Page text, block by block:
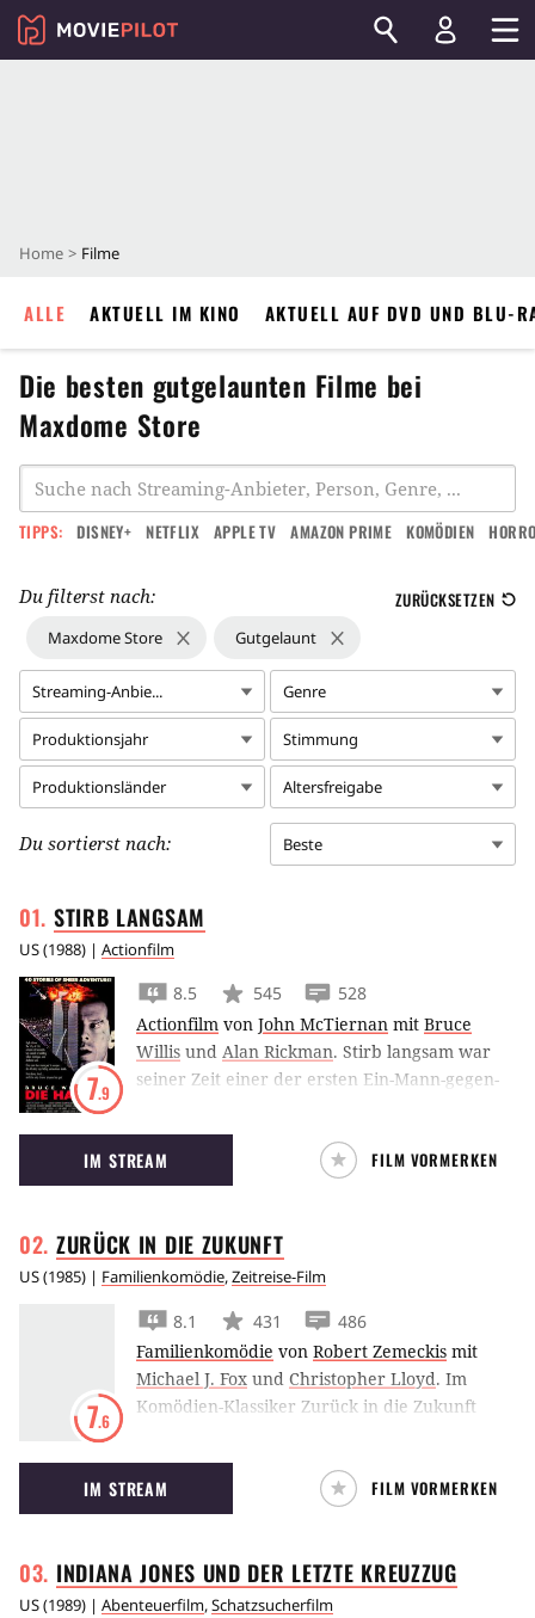
Home Filme
ALLE AKTUELL IM KINO AKTUELL AUF DVD UND BLU-
Die besten gutgelaunten Filme bei
Maxdome Store
TIPPS: DISNEY+ NETFLIX APPLE TV AMAZON PRIME KOMÖDIEN
Du filterst nach: ZURÜCKSETZEN
Maxdome Store Gutgelaunt
Streaming-Anbie... Genre
Produktionsjahr Stimmung
Produktionsländer Altersfreigabe
Du sortierst nach: Beste
STIRB LANGSAM
US(1988) | Actionfilm
7.9
8.5 545
528
Actionfilm von John McTiernan mit Bruce
Willis und Alan Rickman. Stirb langsam war
seiner Zeit einer der ersten Ein-Mann-gegen-
der erste erfolgreiche – mit einem Bruce
Willis, dem so einfach nichts anhaben kann.
IM STREAM FILM VORMERKEN
ZURÜCK IN DIE ZUKUNFT
US(1985) | Familienkomödie,Zeitreise-Film
7.6
8.1 431
486
Familienkomödie von Robert Zemeckis mit
Michael J. Fox und Christopher Lloyd. Im
Komödien-Klassiker Zurück in die Zukunft
Zeitmaschinen-Autos in die 1950er Jahre, und
verhindert damit fast seine eigene Geburt.
IM STREAM FILM VORMERKEN
INDIANA JONES UND DER LETZTE KREUZZUG
US(1989) | Abenteuerfilm,Schatzsucherfilm